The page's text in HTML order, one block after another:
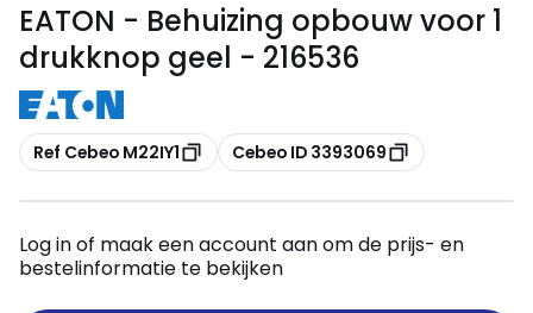
EATON - Behuizing opbouw voor 1
drukknop geel - 216536
Kopiëren
Ref Cebeo M22IY1 Kopiëren
Cebeo ID 3393069
Log in of maak een account aan om de prijs- en
bestelinformatie te bekijken